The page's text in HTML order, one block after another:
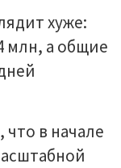
хуже:
млн, а общие
в начале